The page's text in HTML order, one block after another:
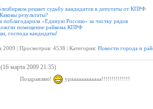
решает судьбу кандидатов в депутаты от КПРФ
результаты?
поблагодарила «Единую Россию» за чистку рядов
помещение райкома КПРФ
господа кандидаты!
2009 | Просмотров: 4538 | Категория: Новости города и
(16 марта 2009 21:35)
Поздравляю! ураааааааааааа!!!!!!!!!!!!!!